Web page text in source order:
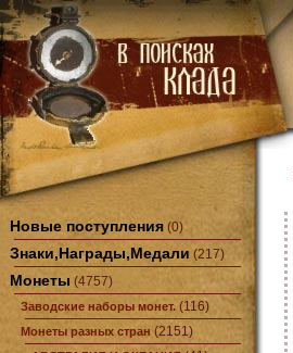
Новые поступления (0)
Знаки,Награды,Медали (217)
Монеты (4757)
Заводские наборы монет. (116)
Монеты разных стран (2151)